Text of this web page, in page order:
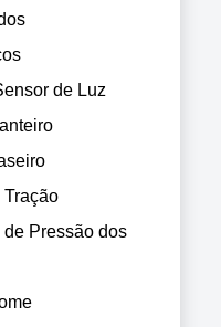
de Luz
Tração
Pressão dos